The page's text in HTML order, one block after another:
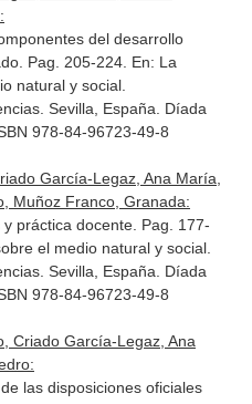
del desarrollo
Pag. 205-224. En: La
natural y social.
. Sevilla, España. Díada
978-84-96723-49-8
García-Legaz, Ana María,
Muñoz Franco, Granada:
práctica docente. Pag. 177-
el medio natural y social.
. Sevilla, España. Díada
978-84-96723-49-8
Criado García-Legaz, Ana
las disposiciones oficiales